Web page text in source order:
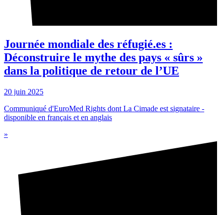
Journée mondiale des réfugié.es :
Déconstruire le mythe des pays « sûrs »
dans la politique de retour de l’UE
20 juin 2025
Communiqué d'EuroMed Rights dont La Cimade est signataire -
disponible en français et en anglais
»